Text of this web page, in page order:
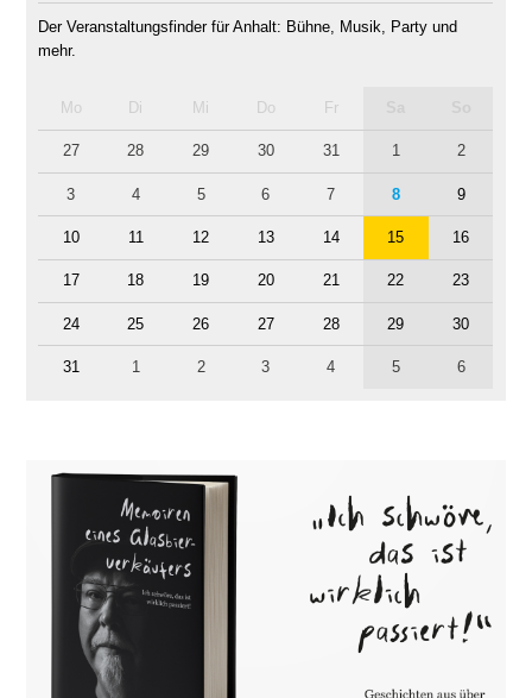
Der Veranstaltungsfinder für Anhalt: Bühne, Musik, Party und
mehr.
Mo Di Mi Do Fr
27 28 29 30 31 1 2
3 4 5 6 7 8 9
10 11 12 13 14 15 16
17 18 19 20 21 22 23
24 25 26 27 28 29 30
31 1 2 3 4 5 6